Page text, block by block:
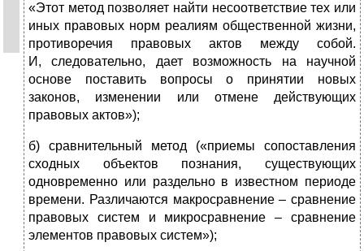
«Этот метод позволяет найти несоответствие тех или
иных правовых норм реалиям общественной жизни,
противоречия правовых актов между собой.
И, следовательно, дает возможность на научной
основе поставить вопросы о принятии новых
законов, изменении или отмене действующих
правовых актов»);
б) сравнительный метод («приемы сопоставления
сходных объектов познания, существующих
одновременно или раздельно в известном периоде
времени. Различаются макросравнение – сравнение
правовых систем и микросравнение – сравнение
элементов правовых систем»);